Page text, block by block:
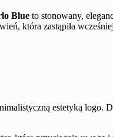
Blue to stonowany,
która zastąpiła
estetyką logo.